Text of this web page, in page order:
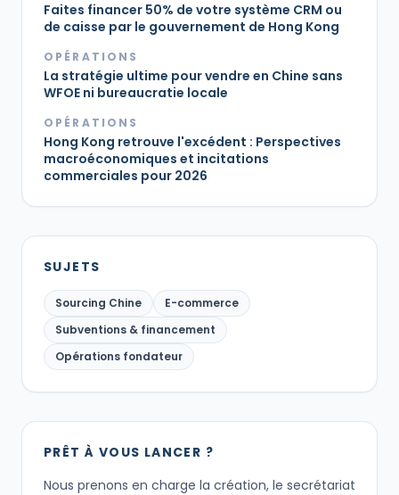
Faites financer 50% de votre système CRM ou
de caisse par le gouvernement de Hong Kong
OPÉRATIONS
La stratégie ultime pour vendre en Chine sans
WFOE ni bureaucratie locale
OPÉRATIONS
Hong Kong retrouve l'excédent : Perspectives
macroéconomiques et incitations
commerciales pour 2026
SUJETS
Sourcing Chine
E-commerce
Subventions & financement
Opérations fondateur
PRÊT À VOUS LANCER ?
Nous prenons en charge la création, le secrétariat